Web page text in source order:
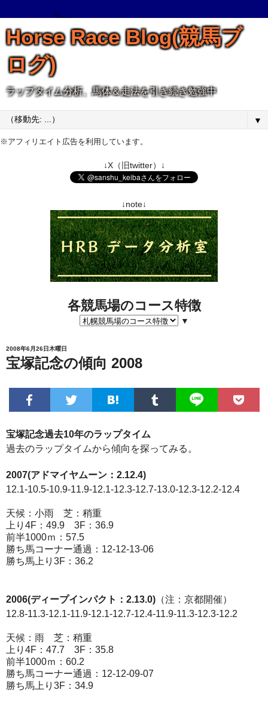
Horse Race Blog(競馬ブ
ログ)
ラップタイム分析、馬体＆走法を引き続き勉強中
▼
※アフィリエイト広告を利用しています。
↓X（旧twitter）↓
↓note↓
各競馬場のコース特徴
▼
2008年6月26日木曜日
宝塚記念の傾向 2008
宝塚記念過去10年のラップタイム
過去のラップタイムから傾向を探ってみる。
2007(アドマイヤムーン：2.12.4)
12.1-10.5-10.9-11.9-12.1-12.3-12.7-13.0-12.3-12.2-12.4
天候：小雨 芝：稍重
上り4F：49.9 3F：36.9
前半1000ｍ：57.5
勝ち馬コーナー通過：12-12-13-06
勝ち馬上り3F：36.2
2006(ディープインパクト：2.13.0) （注：京都開催）
12.8-11.3-12.1-11.9-12.1-12.7-12.4-11.9-11.3-12.3-12.2
天候：雨 芝：稍重
上り4F：47.7 3F：35.8
前半1000ｍ：60.2
勝ち馬コーナー通過：12-12-09-07
勝ち馬上り3F：34.9